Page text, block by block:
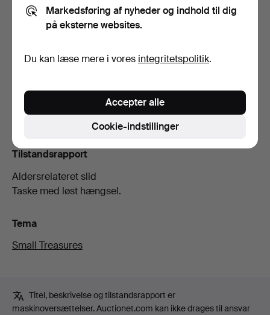
Proveniner: købt hos Oriart.
Vægt ca. 18,9 g.
Tilstandsrapport
Aldersrelateret slid
Taske med løst hængsel.
Tema
Small Treasures
Titel, beskrivelse og tilstandsrapport er
maskinoversættelser. Auctionet.com kan ikke drages til ansvar
Markedsføring af nyheder og indhold til dig
på eksterne websites.
Du kan læse mere i vores integritetspolitik.
Cookie-indstillinger
Accepter alle